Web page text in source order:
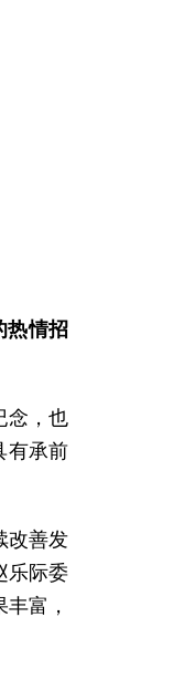
热情招
念，也
有承前
改善发
乐际委
富，